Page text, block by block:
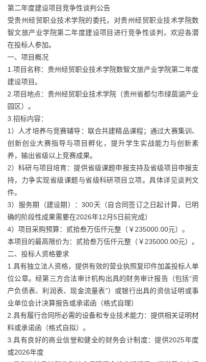
第二年度建设项目竞争性谈判公告
受贵州经贸职业技术学院的委托，对贵州经贸职业技术学院数
智文旅产业学院第二年度建设项目进行竞争性谈判，欢迎各潜
在投标人参加。
一、项目概况
1.项目名称：贵州经贸职业技术学院数智文旅产业学院第二年度
建设项目。
2.项目地点：贵州经贸职业技术学院（贵州省都匀市绿茵湖产业
园区）。
3.招标内容：
1）人才培养与竞赛辅导：联合共建精品课程；通过大赛集训、
创新创业大赛指导与项目孵化，提升学生实战能力与创新素
养，输出省级以上竞赛成果。
2）科研与项目培育：提供省级课题申报支持及省级项目申报支
持，力争实现省级课题与省级科研项目立项。具体详见谈判文
件。
3）服务期（建设期）：300天（自合同签订之日起计算，已明
确的阶段性成果需要在2026年12月5日前完成）
4）项目采购预算：贰拾叁万伍仟元整（￥235000.00元）。
本项目的最高限价为：贰拾叁万伍仟元整（￥235000.00元）。
二、投标人资格要求
1.具有独立法人资格，提供有效的营业执照复印件加盖投标人单
位公章。经第三方合法审计机构出具的财务审计报告（包括“资
产负债表、利润表、现金流量表”）或银行出具的资信证明或事
业单位会计决算报告或承诺函（格式自理）
2.具有履行合同所必需的设备和专业技术能力：提供相关证明材
料或承诺函（格式自拟）。
3.具有良好的商业信誉和健全的财务会计制度：提供2025年度
或2026年度